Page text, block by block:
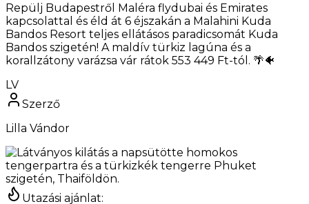
Repülj Budapestről Maléra flydubai és Emirates
kapcsolattal és éld át 6 éjszakán a Malahini Kuda
Bandos Resort teljes ellátásos paradicsomát Kuda
Bandos szigetén! A maldív türkiz lagúna és a
korallzátony varázsa vár rátok 553 449 Ft-tól. 🌴🐠
LV
Szerző
Lilla Vándor
Utazási ajánlat: